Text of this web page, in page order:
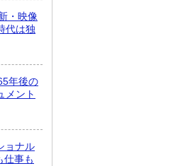
・映像
代は独
年後の
メント
ョナル
仕事も